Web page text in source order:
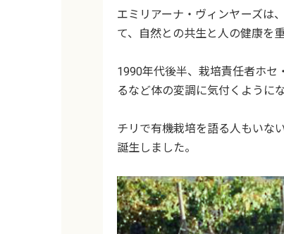
エミリアーナ・ヴィンヤーズは
て、自然との共生と人の健康を
1990年代後半、栽培責任者ホセ
るなど体の変調に気付くように
チリで有機栽培を語る人もいな
誕生しました。